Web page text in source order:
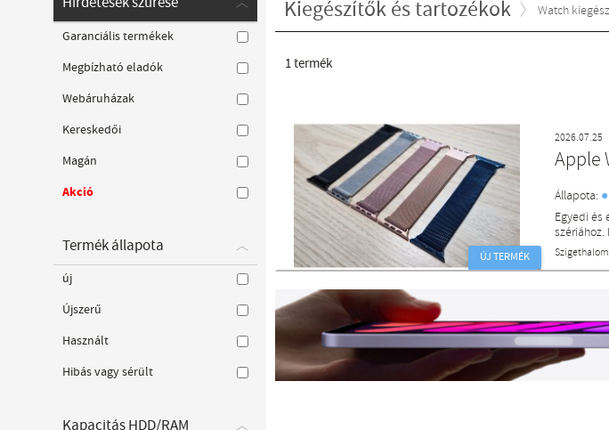
Kiegészítők és tartozékok Watch
1termék
ÚJ TERMÉK
2026.07.25
Apple
Állapota: ●
Egyedi és
szériához.
Szigethalom
Garanciális termékek
Megbízható eladók
Webáruházak
Kereskedői
Magán
Akció
Termék állapota
új
Újszerű
Használt
Hibás vagy sérült
Kapacitás HDD/RAM